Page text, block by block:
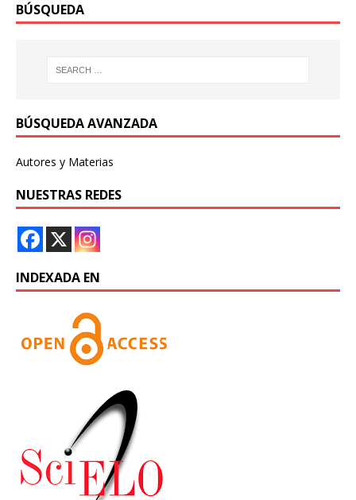
BÚSQUEDA
BÚSQUEDA AVANZADA
Autores y Materias
NUESTRAS REDES
INDEXADA EN